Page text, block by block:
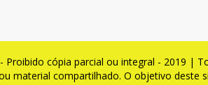
Proibido cópia parcial ou integral - 2019 |
material compartilhado. O objetivo